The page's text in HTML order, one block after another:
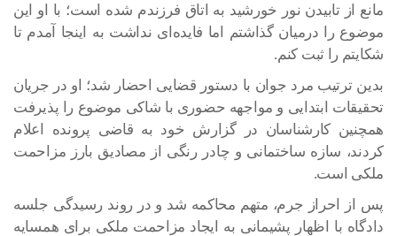
مانع از تابیدن نور خورشید به اتاق فرزندم شده است؛ با او این
موضوع را درمیان گذاشتم اما فایده‌ای نداشت به اینجا آمدم تا
شکایتم را ثبت کنم.
بدین ترتیب مرد جوان با دستور قضایی احضار شد؛ او در جریان
تحقیقات ابتدایی و مواجهه حضوری با شاکی موضوع را پذیرفت
همچنین کارشناسان در گزارش خود به قاضی پرونده اعلام
کردند، سازه ساختمانی و چادر رنگی از مصادیق بارز مزاحمت
ملکی است.
پس از احراز جرم، متهم محاکمه شد و در روند رسیدگی جلسه
دادگاه با اظهار پشیمانی به ایجاد مزاحمت ملکی برای همسایه